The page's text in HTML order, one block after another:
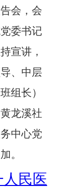
会，会
委书记
宣讲，
、中层
组长）
龙溪社
中心党
。
人民医